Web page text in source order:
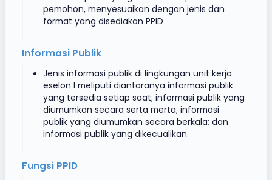
pemohon, menyesuaikan dengan jenis dan
format yang disediakan PPID
Informasi Publik
Jenis informasi publik di lingkungan unit kerja
eselon I meliputi diantaranya informasi publik
yang tersedia setiap saat; informasi publik yang
diumumkan secara serta merta; informasi
publik yang diumumkan secara berkala; dan
informasi publik yang dikecualikan.
Fungsi PPID